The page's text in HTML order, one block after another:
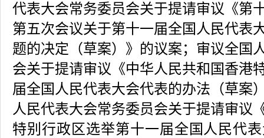
代表大会常务委员会关于提请审议《第
第五次会议关于第十一届全国人民代表
题的决定（草案）》的议案；审议全国
会关于提请审议《中华人民共和国香港
届全国人民代表大会代表的办法（草案
人民代表大会常务委员会关于提请审议
特别行政区选举第十一届全国人民代